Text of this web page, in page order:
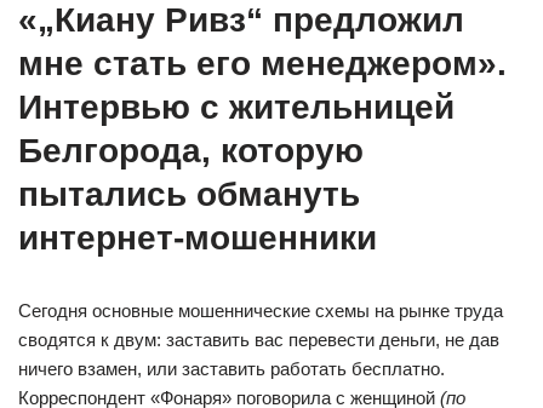
«„Киану Ривз“ предложил
мне стать его менеджером».
Интервью с жительницей
Белгорода, которую
пытались обмануть
интернет-мошенники
Сегодня основные мошеннические схемы на рынке труда
сводятся к двум: заставить вас перевести деньги, не дав
ничего взамен, или заставить работать бесплатно.
Корреспондент «Фонаря» поговорила с женщиной (по